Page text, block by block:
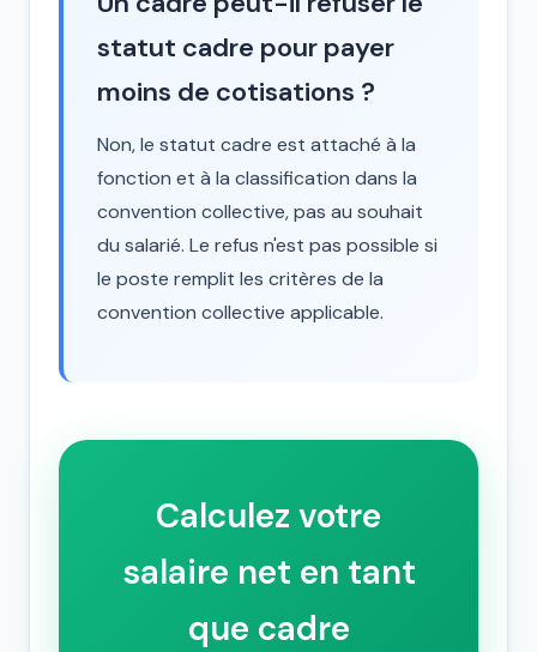
statut cadre pour payer
moins de cotisations ?
Non, le statut cadre est attaché à la
fonction et à la classification dans la
convention collective, pas au souhait
du salarié. Le refus n'est pas possible si
le poste remplit les critères de la
convention collective applicable.
Calculez votre
salaire net en tant
que cadre